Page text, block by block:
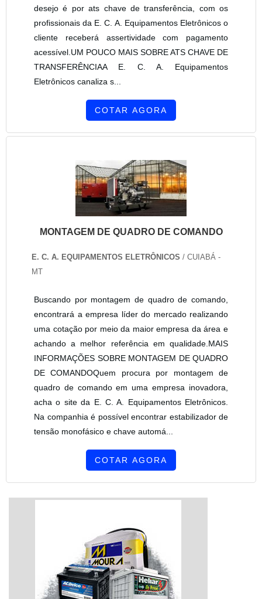
desejo é por ats chave de transferência, com os
profissionais da E. C. A. Equipamentos Eletrônicos o
cliente receberá assertividade com pagamento
acessível.UM POUCO MAIS SOBRE ATS CHAVE DE
TRANSFERÊNCIAA E. C. A. Equipamentos
Eletrônicos canaliza s...
COTAR AGORA
MONTAGEM DE QUADRO DE COMANDO
E. C. A. EQUIPAMENTOS ELETRÔNICOS / CUIABÁ -
MT
Buscando por montagem de quadro de comando,
encontrará a empresa líder do mercado realizando
uma cotação por meio da maior empresa da área e
achando a melhor referência em qualidade.MAIS
INFORMAÇÕES SOBRE MONTAGEM DE QUADRO
DE COMANDOQuem procura por montagem de
quadro de comando em uma empresa inovadora,
acha o site da E. C. A. Equipamentos Eletrônicos.
Na companhia é possível encontrar estabilizador de
tensão monofásico e chave automá...
COTAR AGORA